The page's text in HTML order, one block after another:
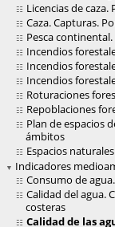
Licencias de caza.
Caza. Capturas.
Pesca
Incendios
Incendios
Incendios
Roturaciones
Repoblaciones
Plan de espacios
ámbitos
Espacios
Indicadores
Consumo de
Calidad del agua.
costeras
Calidad de las